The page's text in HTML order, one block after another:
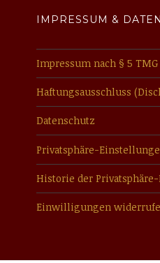
IMPRESSUM &
Impressum nach § 5 TMG
Haftungsausschluss
Datenschutz
Privatsphäre-
Historie der
Einwilligungen